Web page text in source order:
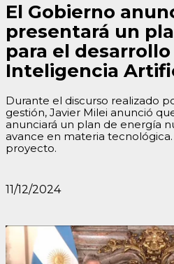
El Gobierno
presentará un
para el
Inteligencia
Durante el discurso realizado
gestión, Javier Milei anunció
anunciará un plan de energía
avance en materia
proyecto.
11/12/2024